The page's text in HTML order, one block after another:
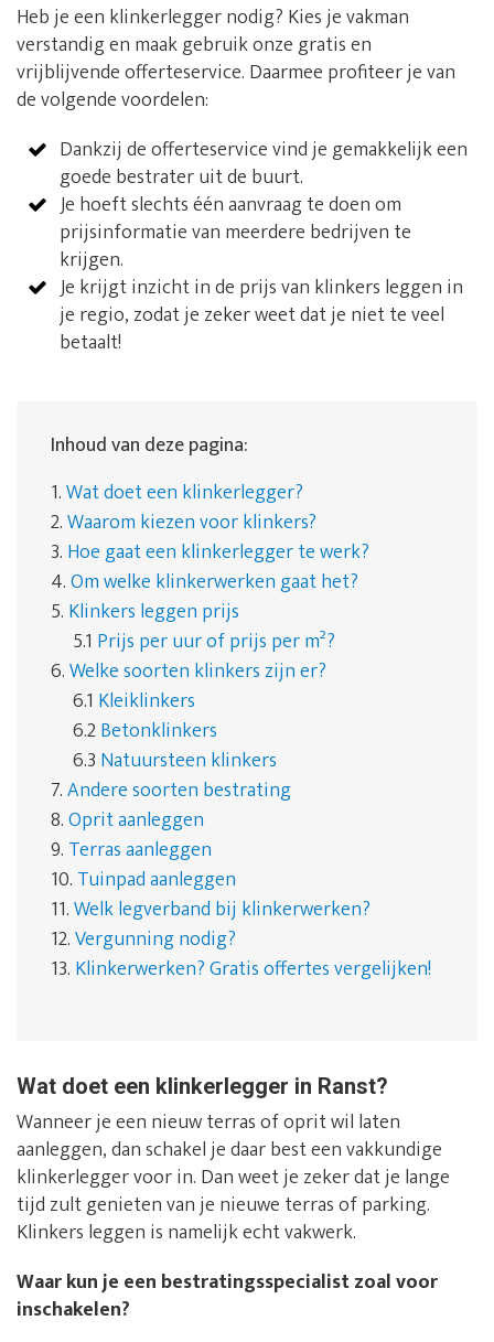
Heb je een klinkerlegger nodig? Kies je vakman
verstandig en maak gebruik onze gratis en
vrijblijvende offerteservice. Daarmee profiteer je van
de volgende voordelen:
Dankzij de offerteservice vind je gemakkelijk een
goede bestrater uit de buurt.
Je hoeft slechts één aanvraag te doen om
prijsinformatie van meerdere bedrijven te
krijgen.
Je krijgt inzicht in de prijs van klinkers leggen in
je regio, zodat je zeker weet dat je niet te veel
betaalt!
Inhoud van deze pagina:
1.Wat doet een klinkerlegger?
2.Waarom kiezen voor klinkers?
3. Hoe gaat een klinkerlegger te werk?
4.Om welke klinkerwerken gaat het?
5. Klinkers leggen prijs
5.1 Prijs per uur of prijs per m²?
6.Welke soorten klinkers zijn er?
6.1 Kleiklinkers
6.2Betonklinkers
6.3 Natuursteen klinkers
7.Andere soorten bestrating
8.Oprit aanleggen
9. Terras aanleggen
10. Tuinpad aanleggen
11.Welk legverband bij klinkerwerken?
12.Vergunning nodig?
13. Klinkerwerken? Gratis offertes vergelijken!
Wat doet een klinkerlegger in Ranst?
Wanneer je een nieuw terras of oprit wil laten
aanleggen, dan schakel je daar best een vakkundige
klinkerlegger voor in. Dan weet je zeker dat je lange
tijd zult genieten van je nieuwe terras of parking.
Klinkers leggen is namelijk echt vakwerk.
Waar kun je een bestratingsspecialist zoal voor
inschakelen?